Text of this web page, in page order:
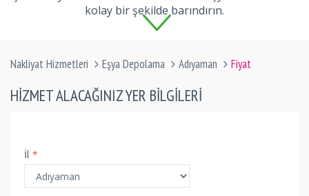
kolay bir şekilde barındırın.
Nakliyat Hizmetleri Eşya Depolama Adıyaman Fiyat
HIZMET ALACAĞINIZ YER BILGILERI
İl *